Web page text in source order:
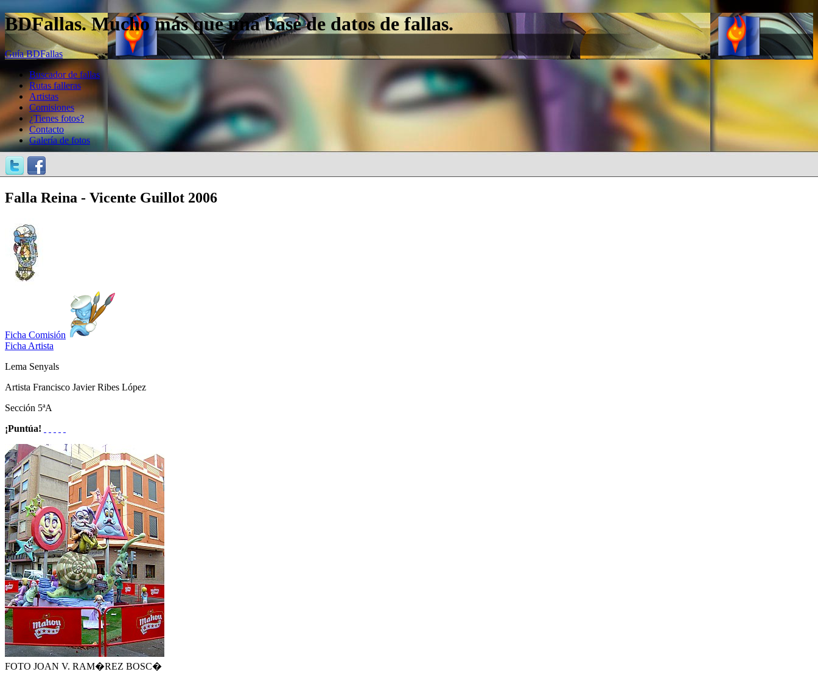
BDFallas. Mucho más que una base de datos de fallas.
Guía BDFallas
Buscador de fallas
Rutas falleras
Artistas
Comisiones
¿Tienes fotos?
Contacto
Galería de fotos
Falla Reina - Vicente Guillot 2006
Ficha Comisión
Ficha Artista
Lema Senyals
Artista Francisco Javier Ribes López
Sección 5ªA
¡Puntúa!
FOTO JOAN V. RAM�REZ BOSC�